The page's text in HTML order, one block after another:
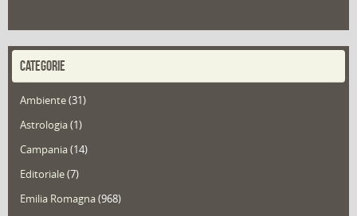
CATEGORIE
Ambiente(31)
Astrologia(1)
Campania(14)
Editoriale(7)
Emilia Romagna(968)